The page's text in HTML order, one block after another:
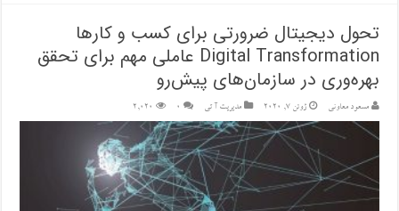
تحول دیجیتال ضرورتی برای کسب و کارها
Digital Transformation عاملی مهم برای تحقق
بهره‌وری در سازمان‌های پیش‌رو
مسعود معاونی ژوئن 7, 2020 مدیریت آ تی ۰ 2,020